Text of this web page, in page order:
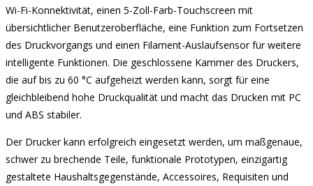
Wi-Fi-Konnektivität, einen 5-Zoll-Farb-Touchscreen mit
übersichtlicher Benutzeroberfläche, eine Funktion zum Fortsetzen
des Druckvorgangs und einen Filament-Auslaufsensor für weitere
intelligente Funktionen. Die geschlossene Kammer des Druckers,
die auf bis zu 60 °C aufgeheizt werden kann, sorgt für eine
gleichbleibend hohe Druckqualität und macht das Drucken mit PC
und ABS stabiler.
Der Drucker kann erfolgreich eingesetzt werden, um maßgenaue,
schwer zu brechende Teile, funktionale Prototypen, einzigartig
gestaltete Haushaltsgegenstände, Accessoires, Requisiten und